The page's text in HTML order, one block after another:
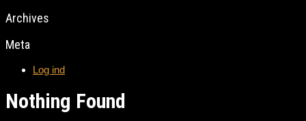
Archives
Meta
Log ind
Nothing Found